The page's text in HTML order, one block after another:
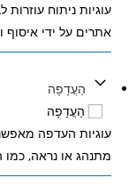
עוגיות ניתוח
אתרים על ידי איסוף
הַעֲדָפָה
הַעֲדָפָה
עוגיות העדפה
מתנהג או נראה,